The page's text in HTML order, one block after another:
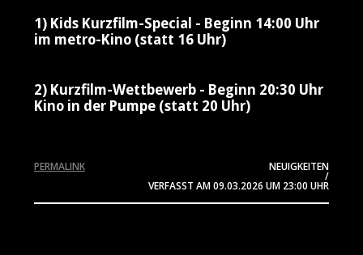
1) Kids Kurzfilm-Special - Beginn 14:00 Uhr
im metro-Kino (statt 16 Uhr)
2) Kurzfilm-Wettbewerb - Beginn 20:30 Uhr
Kino in der Pumpe (statt 20 Uhr)
NEUIGKEITEN
/
VERFASST AM09.03.2026 UM 23:00 UHR
PERMALINK